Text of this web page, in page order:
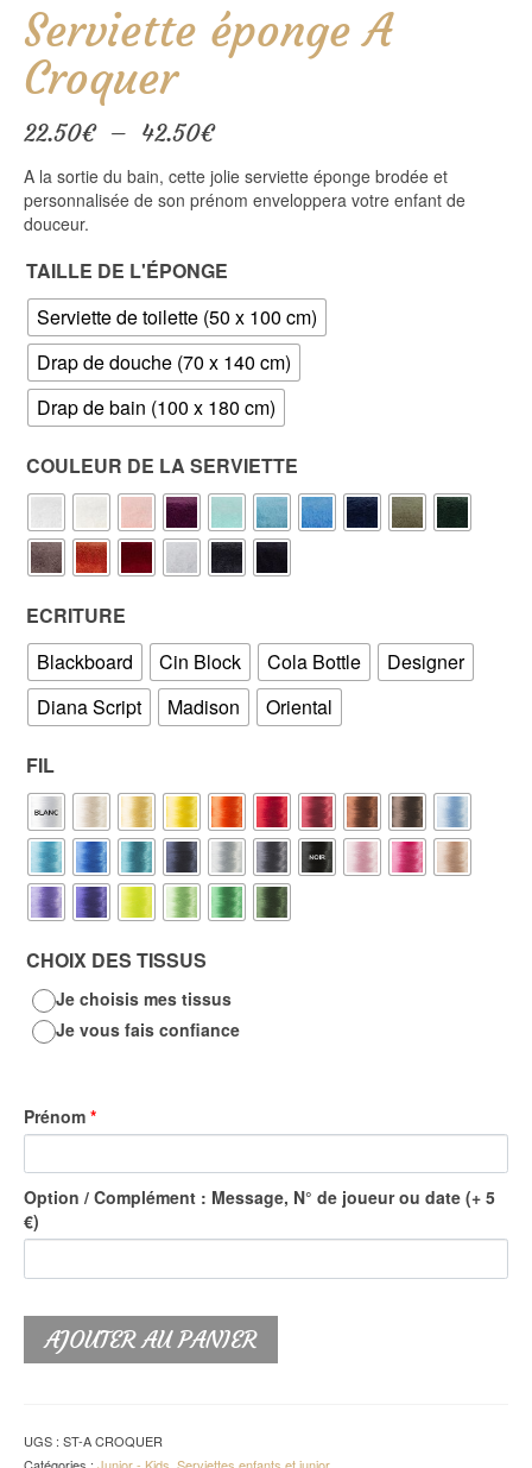
Serviette éponge A
Croquer
22.50€ – 42.50€Plage
prix :
22.50€
A la sortie du bain, cette jolie serviette éponge brodée et
personnalisée de son prénom enveloppera votre enfant de
douceur.
TAILLE DE L'ÉPONGE
Serviette de toilette (50 x 100 cm)
Drap de douche (70 x 140 cm)
Drap de bain (100 x 180 cm)
COULEUR DE LA SERVIETTE
ECRITURE
Blackboard
Cin Block Cola Bottle
Designer
Diana Script
Madison Oriental
FIL
CHOIX DES TISSUS
Je choisis mes tissus
Je vous fais confiance
Prénom *
Option / Complément : Message, N° de joueur ou date (+ 5
€)
AJOUTER AU PANIER
UGS : ST-A CROQUER
Catégories : Junior - Kids Serviettes enfants et junior